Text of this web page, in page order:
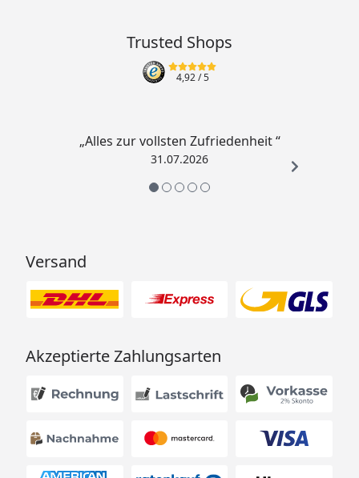
Trusted Shops
4,92/ 5
„Alles zur vollsten Zufriedenheit “
31.07.2026
Versand
Akzeptierte Zahlungsarten